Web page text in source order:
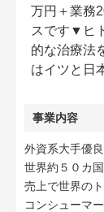
万円＋業務
スです▼ヒ
的な治療法
はイツと日
事業内容
外資系大手優
世界約５０カ
売上で世界の
コンシューマ